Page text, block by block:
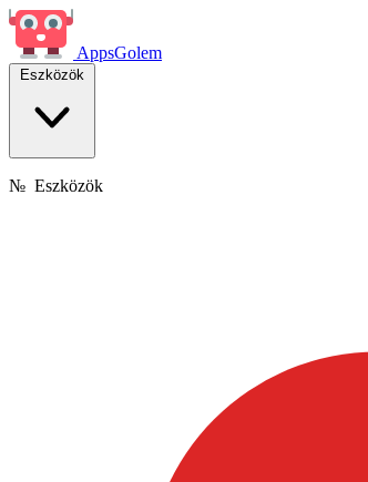
AppsGolem
Eszközök
№ Eszközök